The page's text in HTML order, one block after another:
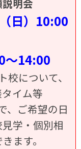
明会
日）10:00
～14:00
校について、
イム等
、ご希望の日
学・個別相
ます。